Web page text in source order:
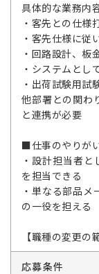
具体的な業務内
・客先との仕様
・客先仕様に従
・回路設計、板
・システムとし
・出荷試験用試
他部署との関わ
と連携が必要
■仕事のやりが
・設計担当者
を担当できる
・単なる部品
の一役を担える
【職種の変更
応募条件